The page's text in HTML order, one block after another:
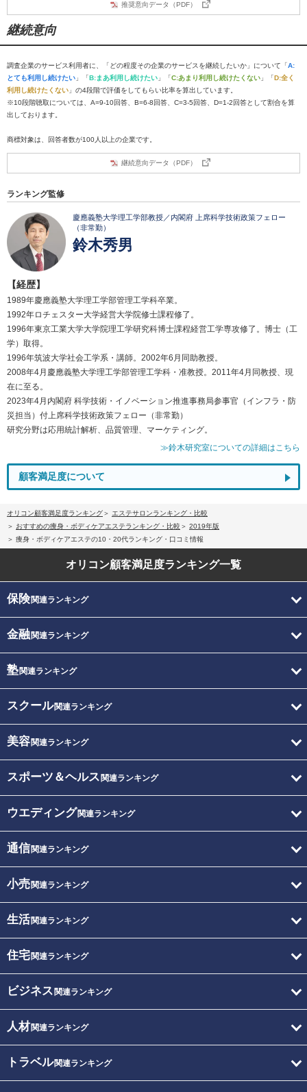
推奨意向データ（PDF）
継続意向
調査企業のサービス利用者に、「どの程度その企業のサービスを継続したいか」について「A:
とても利用し続けたい 」「B:まあ利用し続けたい 」「C:あまり利用し続けたくない 」「D:全く
利用し続けたくない 」の4段階で評価をしてもらい比率を算出しています。
※10段階聴取については、A=9-10回答、B=6-8回答、C=3-5回答、D=1-2回答として割合を算
出しております。
商標対象は、回答者数が100人以上の企業です。
継続意向データ（PDF）
ランキング監修
慶應義塾大学理工学部教授／内閣府 上席科学技術政策フェロー
（非常勤）
鈴木秀男
【経歴】
1989年慶應義塾大学理工学部管理工学科卒業。
1992年ロチェスター大学経営大学院修士課程修了。
1996年東京工業大学大学院理工学研究科博士課程経営工学専攻修了。博士（工
学）取得。
1996年筑波大学社会工学系・講師。2002年6月同助教授。
2008年4月慶應義塾大学理工学部管理工学科・准教授。2011年4月同教授、現
在に至る。
2023年4月内閣府 科学技術・イノベーション推進事務局参事官（インフラ・防
災担当）付上席科学技術政策フェロー（非常勤）
研究分野は応用統計解析、品質管理、マーケティング。
≫鈴木研究室についての詳細はこちら
顧客満足度について
オリコン顧客満足度ランキング
エステサロンランキング・比較
おすすめの痩身・ボディケアエステランキング・比較
2019年版
痩身・ボディケアエステの10・20代ランキング・口コミ情報
オリコン顧客満足度ランキング一覧
保険関連ランキング
金融関連ランキング
塾関連ランキング
スクール関連ランキング
美容関連ランキング
スポーツ＆ヘルス 関連ランキング
ウエディング関連ランキング
通信関連ランキング
小売関連ランキング
生活関連ランキング
住宅関連ランキング
ビジネス 関連ランキング
人材関連ランキング
トラベル関連ランキング